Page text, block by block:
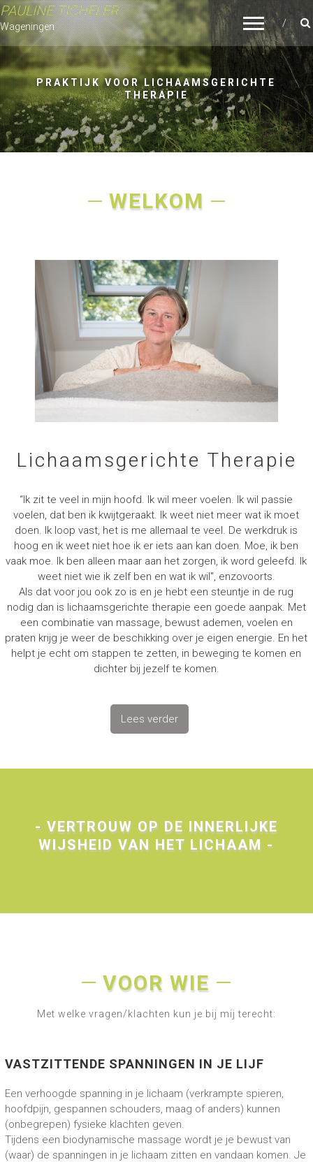
PAULINE TICHELER
Wageningen
PRAKTIJK VOOR LICHAAMSGERICHTE
THERAPIE
WELKOM
Lichaamsgerichte Therapie
“Ik zit te veel in mijn hoofd. Ik wil meer voelen. Ik wil passie
voelen, dat ben ik kwijtgeraakt. Ik weet niet meer wat ik moet
doen. Ik loop vast, het is me allemaal te veel. De werkdruk is
hoog en ik weet niet hoe ik er iets aan kan doen. Moe, ik ben
vaak moe. Ik ben alleen maar aan het zorgen, ik word geleefd. Ik
weet niet wie ik zelf ben en wat ik wil", enzovoorts.
Als dat voor jou ook zo is en je hebt een steuntje in de rug
nodig dan is lichaamsgerichte therapie een goede aanpak. Met
een combinatie van massage, bewust ademen, voelen en
praten krijg je weer de beschikking over je eigen energie. En het
helpt je echt om stappen te zetten, in beweging te komen en
dichter bij jezelf te komen.
Lees verder
- VERTROUW OP DE INNERLIJKE
WIJSHEID VAN HET LICHAAM -
VOOR WIE
Met welke vragen/klachten kun je bij mij terecht:
VASTZITTENDE SPANNINGEN IN JE LIJF
Een verhoogde spanning in je lichaam (verkrampte spieren,
hoofdpijn, gespannen schouders, maag of anders) kunnen
(onbegrepen) fysieke klachten geven.
Tijdens een biodynamische massage wordt je je bewust van
(waar) de spanningen in je lichaam zitten en vandaan komen. Je